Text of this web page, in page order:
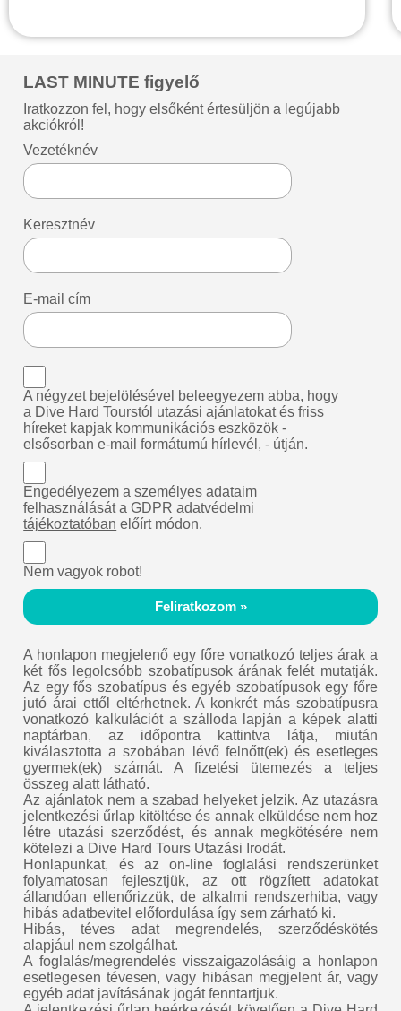
LAST MINUTE figyelő
Iratkozzon fel, hogy elsőként értesüljön a legújabb
akciókról!
Vezetéknév
Keresztnév
E-mail cím
A négyzet bejelölésével beleegyezem abba, hogy
a Dive Hard Tourstól utazási ajánlatokat és friss
híreket kapjak kommunikációs eszközök -
elsősorban e-mail formátumú hírlevél, - útján.
Engedélyezem a személyes adataim
felhasználását aGDPR adatvédelmi
tájékoztatóban előírt módon.
Nem vagyok robot!
Feliratkozom »
A honlapon megjelenő egy főre vonatkozó teljes árak a
két fős legolcsóbb szobatípusok árának felét mutatják.
Az egy fős szobatípus és egyéb szobatípusok egy főre
jutó árai ettől eltérhetnek. A konkrét más szobatípusra
vonatkozó kalkulációt a szálloda lapján a képek alatti
naptárban, az időpontra kattintva látja, miután
kiválasztotta a szobában lévő felnőtt(ek) és esetleges
gyermek(ek) számát. A fizetési ütemezés a teljes
összeg alatt látható.
Az ajánlatok nem a szabad helyeket jelzik. Az utazásra
jelentkezési űrlap kitöltése és annak elküldése nem hoz
létre utazási szerződést, és annak megkötésére nem
kötelezi a Dive Hard Tours Utazási Irodát.
Honlapunkat, és az on-line foglalási rendszerünket
folyamatosan fejlesztjük, az ott rögzített adatokat
állandóan ellenőrizzük, de alkalmi rendszerhiba, vagy
hibás adatbevitel előfordulása így sem zárható ki.
Hibás, téves adat megrendelés, szerződéskötés
alapjául nem szolgálhat.
A foglalás/megrendelés visszaigazolásáig a honlapon
esetlegesen tévesen, vagy hibásan megjelent ár, vagy
egyéb adat javításának jogát fenntartjuk.